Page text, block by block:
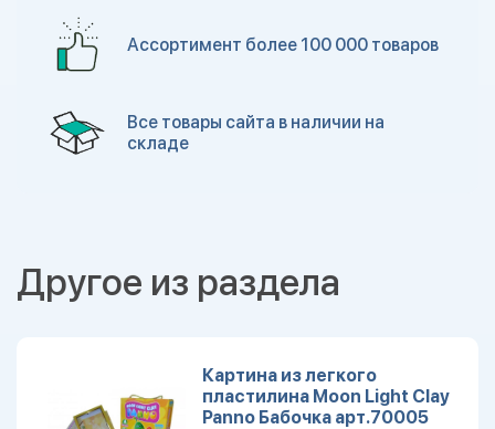
Ассортимент более 100 000 товаров
Все товары сайта в наличии на
складе
Другое из раздела
Картина из легкого
пластилина Moon Light Clay
Panno Бабочка арт.70005